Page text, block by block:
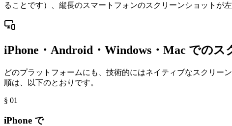
ることです）、縦長のスマートフォンのスクリーンショットが
iPhone・Android・Windows・Mac での
どのプラットフォームにも、技術的にはネイティブなスクリー
順は、以下のとおりです。
§ 01
iPhone で